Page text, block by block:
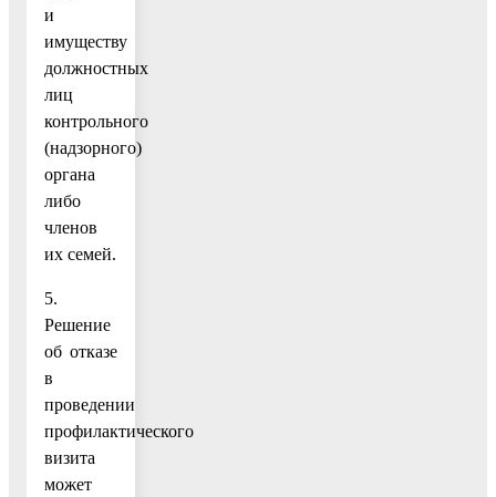
и
имуществу
должностных
лиц
контрольного
(надзорного)
органа
либо
членов
их семей.
5.
Решение
об отказе
в
проведении
профилактического
визита
может